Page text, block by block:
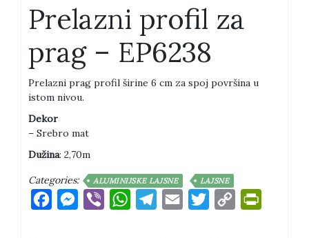
Prelazni profil za
prag – EP6238
Prelazni prag profil širine 6 cm za spoj površina u
istom nivou.
Dekor
– Srebro mat
Dužina: 2,70m
Categories: ALUMINIJSKE LAJSNE LAJSNE
FacebookMessenger
Viber WhatsAppTelegram
Email TwitterCopy